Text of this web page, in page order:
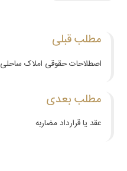
مطلب قبلی
اصطلاحات حقوقی املاک ساحلی
مطلب بعدی
عقد یا قرارداد مضاربه